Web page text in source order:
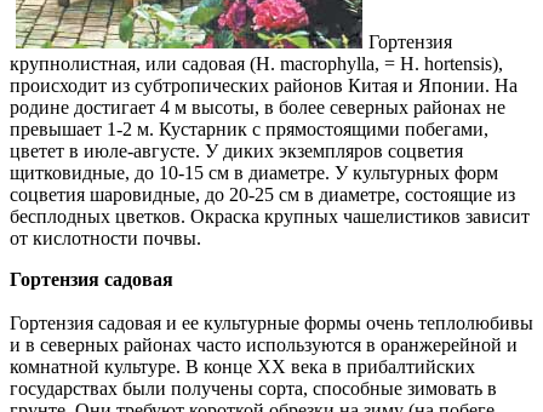
Гортензия
крупнолистная, или садовая (Н. macrophylla, = H. hortensis),
происходит из субтропических районов Китая и Японии. На
родине достигает 4 м высоты, в более северных районах не
превышает 1-2 м. Кустарник с прямостоящими побегами,
цветет в июле-августе. У диких экземпляров соцветия
щитковидные, до 10-15 см в диаметре. У культурных форм
соцветия шаровидные, до 20-25 см в диаметре, состоящие из
бесплодных цветков. Окраска крупных чашелистиков зависит
от кислотности почвы.
Гортензия садовая
Гортензия садовая и ее культурные формы очень теплолюбивы
и в северных районах часто используются в оранжерейной и
комнатной культуре. В конце XX века в прибалтийских
государствах были получены сорта, способные зимовать в